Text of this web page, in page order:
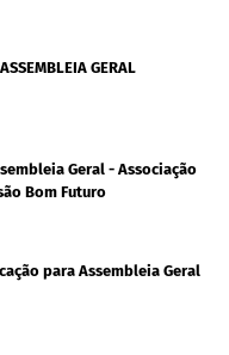
GERAL
Geral - Associação
Bom Futuro
para Assembleia Geral